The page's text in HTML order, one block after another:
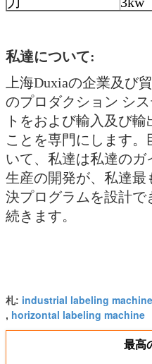
私達について:
上海Duxiaの企業及び
のプロダクション シ
トをおよび輸入及び
ことを専門にします
いて、私達は私達のガ
生産の開発が、私達
決プログラムを設計で
続きます。
札: industrial labeling machine
, horizontal labeling machine
最高